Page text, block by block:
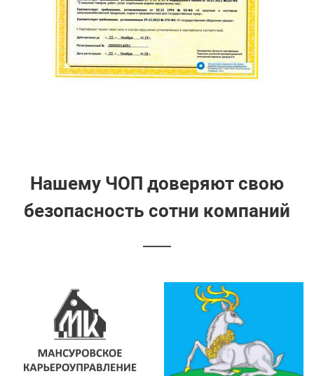
Нашему ЧОП доверяют свою
безопасность сотни компаний